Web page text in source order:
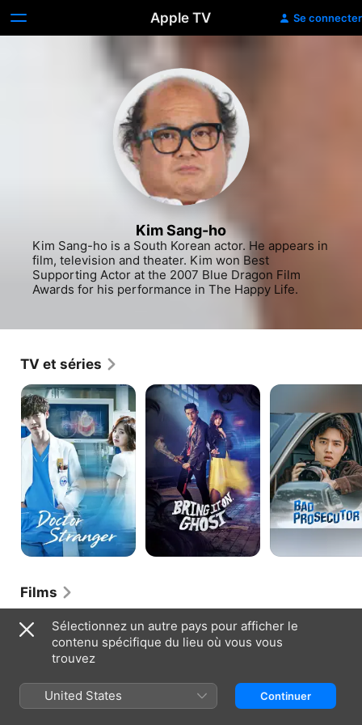
Apple TV Se connecter
Kim Sang-ho
Kim Sang-ho is a South Korean actor. He appears in
film, television and theater. Kim won Best
Supporting Actor at the 2007 Blue Dragon Film
Awards for his performance in The Happy Life.
TV et séries
Docteur
étranger
Let's
Fight
Ghost
MAUVAIS
Films
Sea
Fog
Champion
Vacances
dorées
Sélectionnez un autre pays pour afficher le
contenu spécifique du lieu où vous vous
trouvez
United States Continuer